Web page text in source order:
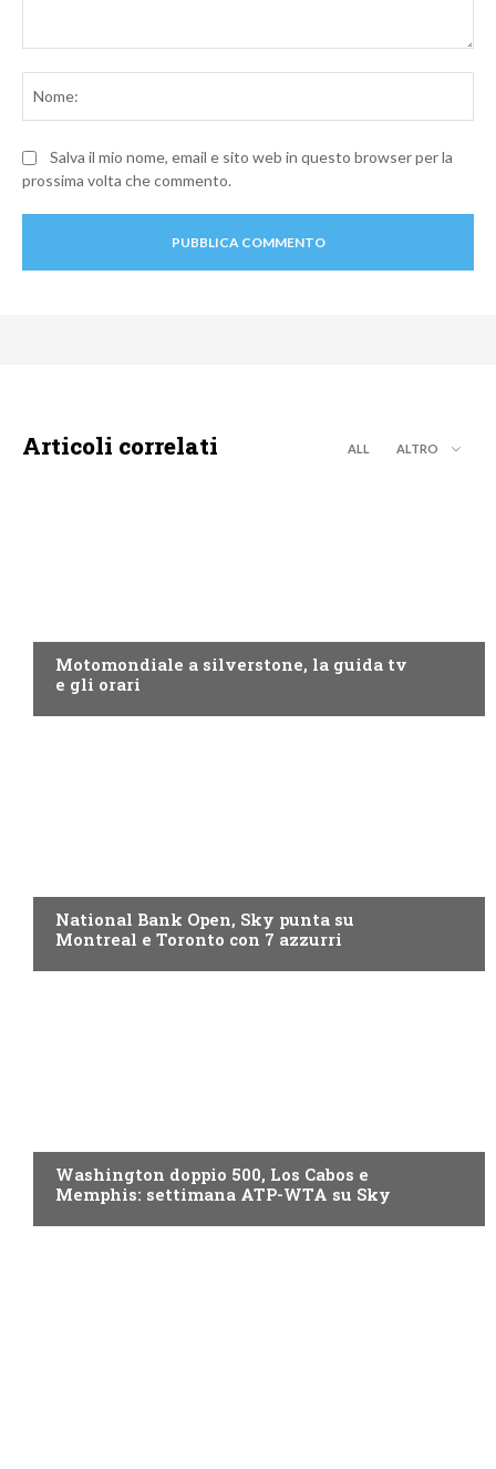
Salva il mio nome, email e sito web in questo browser per la
prossima volta che commento.
Articoli correlati ALL ALTRO
Motomondiale a silverstone, la guida tv
e gli orari
National Bank Open, Sky punta su
Montreal e Toronto con 7 azzurri
Washington doppio 500, Los Cabos e
Memphis: settimana ATP-WTA su Sky